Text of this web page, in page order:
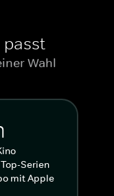
passt
Wahl
Serien
mit Apple